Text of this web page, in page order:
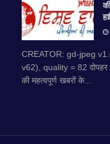
CREATOR: gd-jpeg
v62), quality = 82 दोपहर
की महत्वपूर्ण खबरों के...